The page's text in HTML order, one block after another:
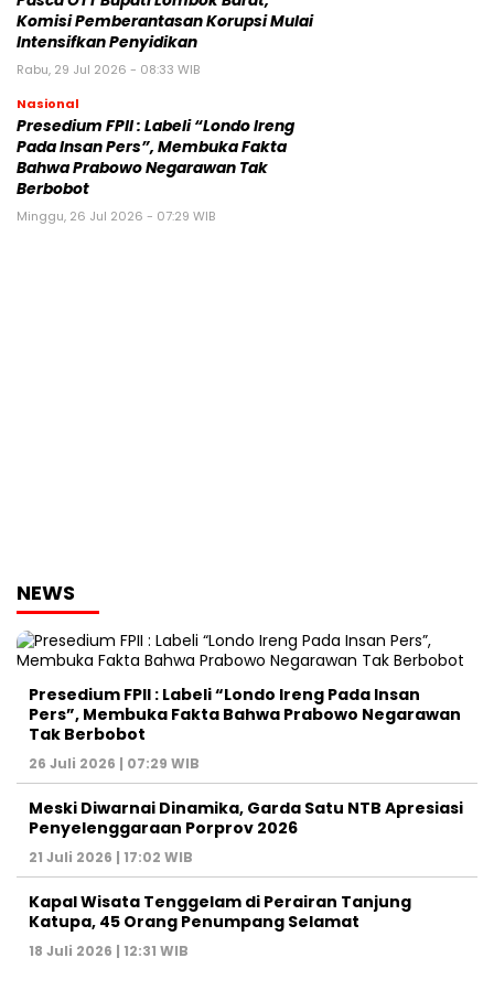
Komisi Pemberantasan Korupsi Mulai
Intensifkan Penyidikan
Rabu, 29 Jul 2026 - 08:33 WIB
Nasional
Presedium FPII : Labeli “Londo Ireng
Pada Insan Pers”, Membuka Fakta
Bahwa Prabowo Negarawan Tak
Berbobot
Minggu, 26 Jul 2026 - 07:29 WIB
NEWS
Presedium FPII : Labeli “Londo Ireng Pada Insan
Pers”, Membuka Fakta Bahwa Prabowo Negarawan
Tak Berbobot
26 Juli 2026 | 07:29 WIB
Meski Diwarnai Dinamika, Garda Satu NTB Apresiasi
Penyelenggaraan Porprov 2026 ‎
21 Juli 2026 | 17:02 WIB
Kapal Wisata Tenggelam di Perairan Tanjung
Katupa, 45 Orang Penumpang Selamat
18 Juli 2026 | 12:31 WIB